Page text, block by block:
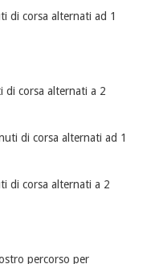
di corsa alternati ad 1
di corsa alternati a 2
di corsa alternati ad 1
di corsa alternati a 2
percorso per